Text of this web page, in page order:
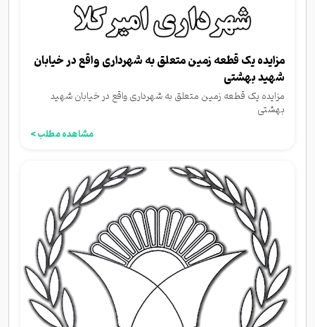
مزایده یک قطعه زمین متعلق به شهرداری واقع در خیابان
شهید بهشتی
مزایده یک قطعه زمین متعلق به شهرداری واقع در خیابان شهید
بهشتی
مشاهده مطلب >